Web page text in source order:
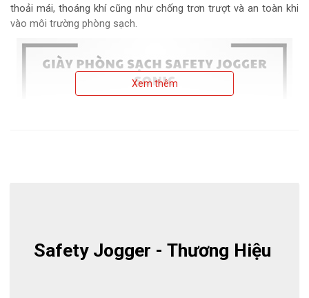
thoải mái, thoáng khí cũng như chống trơn trượt và an toàn khi
vào môi trường phòng sạch.
Xem thêm
Safety Jogger - Thương Hiệu